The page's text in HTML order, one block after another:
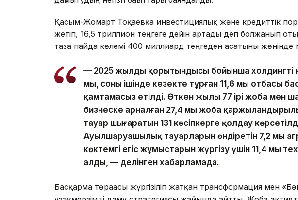
Қасым-Жомарт Тоқаевқа инвестициялық және кредиттік
жетіп, 16,5 триллион теңгеге дейін артады деп болжанып
таза пайда көлемі 400 миллиард теңгеден асатыны жөнінде
— 2025 жылдың қорытындысы бойынша холдингтің
мың, соның ішінде кезекте тұрған 11,6 мың отбасы
қамтамасыз етілді. Өткен жылы 77 ірі жоба мен
бизнеске арналған 27,4 мың жоба
тауар шығаратын 131 кәсіпкерге қолдау
Ауылшаруашылық тауарларын өндіретін 7,2 мың
көктемгі егіс жұмыстарын жүргізу үшін 11,4 мың
алды, — делінген хабарламада.
Басқарма төрағасы жүргізіліп жатқан трансформация мен